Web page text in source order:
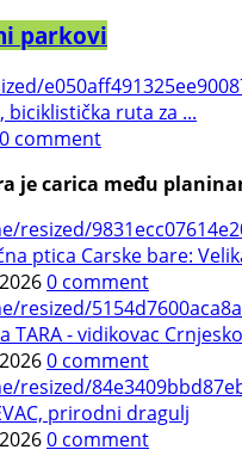
parkovi
biciklistička ruta za ...
0 comment
je carica među
ptica Carske bare:
0 comment
TARA - vidikovac
0 comment
prirodni dragulj
0 comment